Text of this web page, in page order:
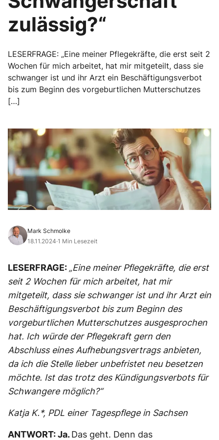
zulässig?“
LESERFRAGE: „Eine meiner Pflegekräfte, die erst seit 2
Wochen für mich arbeitet, hat mir mitgeteilt, dass sie
schwanger ist und ihr Arzt ein Beschäftigungsverbot
bis zum Beginn des vorgeburtlichen Mutterschutzes
[…]
Mark Schmolke
18.11.2024·1 Min Lesezeit
LESERFRAGE: „Eine meiner Pflegekräfte, die erst
seit 2 Wochen für mich arbeitet, hat mir
mitgeteilt, dass sie schwanger ist und ihr Arzt ein
Beschäftigungsverbot bis zum Beginn des
vorgeburtlichen Mutterschutzes ausgesprochen
hat. Ich würde der Pflegekraft gern den
Abschluss eines Aufhebungsvertrags anbieten,
da ich die Stelle lieber unbefristet neu besetzen
möchte. Ist das trotz des Kündigungsverbots für
Schwangere möglich?“
Katja K.*, PDL einer Tagespflege in Sachsen
ANTWORT: Ja.Das geht. Denn das